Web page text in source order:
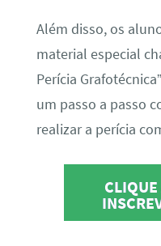
Além disso, os
material especial
Perícia
um passo a passo
realizar a perícia
CLIQUE